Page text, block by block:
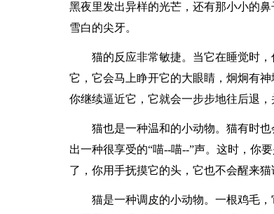
黑夜里发出异样的光芒，还有那小小的
雪白的尖牙。
猫的反应非常敏捷。当它在睡觉时
它，它会马上睁开它的大眼睛，炯炯有
你继续逼近它，它就会一步步地往后退
猫也是一种温和的小动物。猫有时
出一种很享受的“喵--喵--”声。这时，你
了，你用手抚摸它的头，它也不会醒来猫
猫是一种调皮的小动物。一根鸡毛